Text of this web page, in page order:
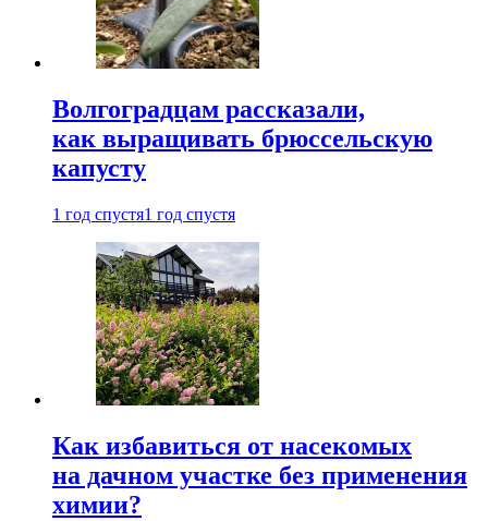
Волгоградцам рассказали,
как выращивать брюссельскую
капусту
1 год спустя1 год спустя
Как избавиться от насекомых
на дачном участке без применения
химии?